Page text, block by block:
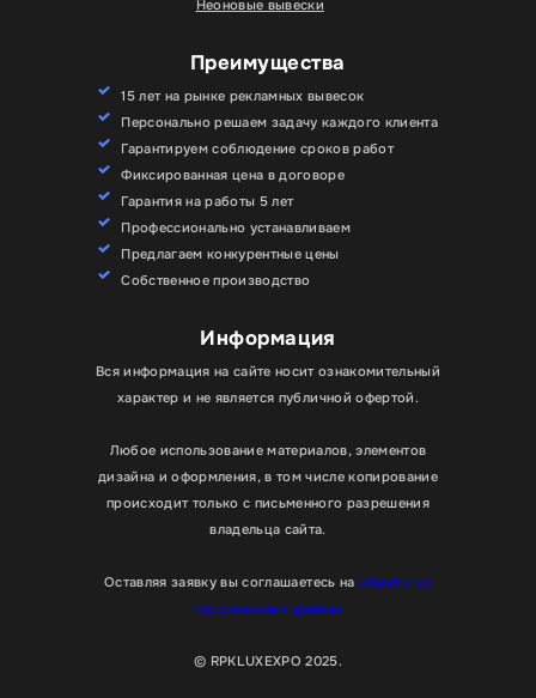
Неоновые вывески
Преимущества
15 лет на рынке рекламных вывесок
Персонально решаем задачу каждого клиента
Гарантируем соблюдение сроков работ
Фиксированная цена в договоре
Гарантия на работы 5 лет
Профессионально устанавливаем
Предлагаем конкурентные цены
Собственное производство
Информация
Вся информация на сайте носит ознакомительный
характер и не является публичной офертой.
Любое использование материалов, элементов
дизайна и оформления, в том числе копирование
происходит только с письменного разрешения
владельца сайта.
Оставляя заявку вы соглашаетесь на обработку
персональных данных
© RPKLUXEXPO 2025.